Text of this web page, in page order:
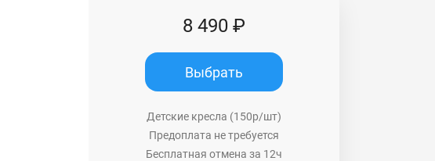
8 490 ₽
Выбрать
Детские кресла (150р/шт)
Предоплата не требуется
Бесплатная отмена за 12ч